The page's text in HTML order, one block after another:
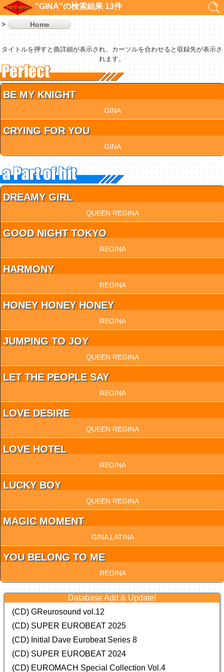
"GINA"の検索結果 13件
Home
タイトルを押すと曲詳細が表示され、カーソルを合わせると収録先が表示さ
れます。
BE MY KNIGHT
GINA
CRYING FOR YOU
GINA
DREAMY GIRL
QUEEN REGINA
GOOD NIGHT TOKYO
REGINA
HARMONY
REGINA
HONEY HONEY HONEY
REGINA
JUMPING TO JOY
QUEEN REGINA
LET THE PEOPLE SAY
REGINA
LOVE DESIRE
QUEEN REGINA
LOVE HOTEL
REGINA
LUCKY BOY
QUEEN REGINA
MAGIC MOMENT
GINA LATINA
YOU BELONG TO ME
REGINA
Database Add & Update!
(CD) GReurosound vol.12
(CD) SUPER EUROBEAT 2025
(CD) Initial Dave Eurobeat Series 8
(CD) SUPER EUROBEAT 2024
(CD) EUROMACH Special Collection Vol.4